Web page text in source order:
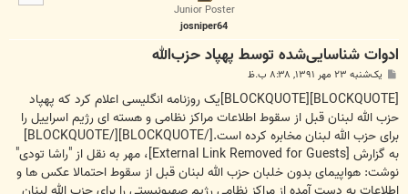
Junior Poster
josniper64
ادوات شناسایی‌شده توسط پهپاد حزب‌الله
ت
یک‌شنبه ۲۳ مهر ۱۳۹۱, ۸:۳۸ ب.ظ
[BLOCKQUOTE][BLOCKQUOTE]یک روزنامه انگلیسی اعلام کرد که پهپاد
حزب الله لبنان قبل از سقوط اطلاعات مراکز نظامی و هسته ای رژیم اسراییل را
برای حزب الله لبنان مخابره کرده است.[/BLOCKQUOTE][/BLOCKQUOTE]
به گزارش [External Link Removed for Guests]
، مهر به نقل از "راشا تودی"
نوشت: هواپیمای بدون خلبان حزب الله لبنان قبل از سقوط احتمالا عکس ها و